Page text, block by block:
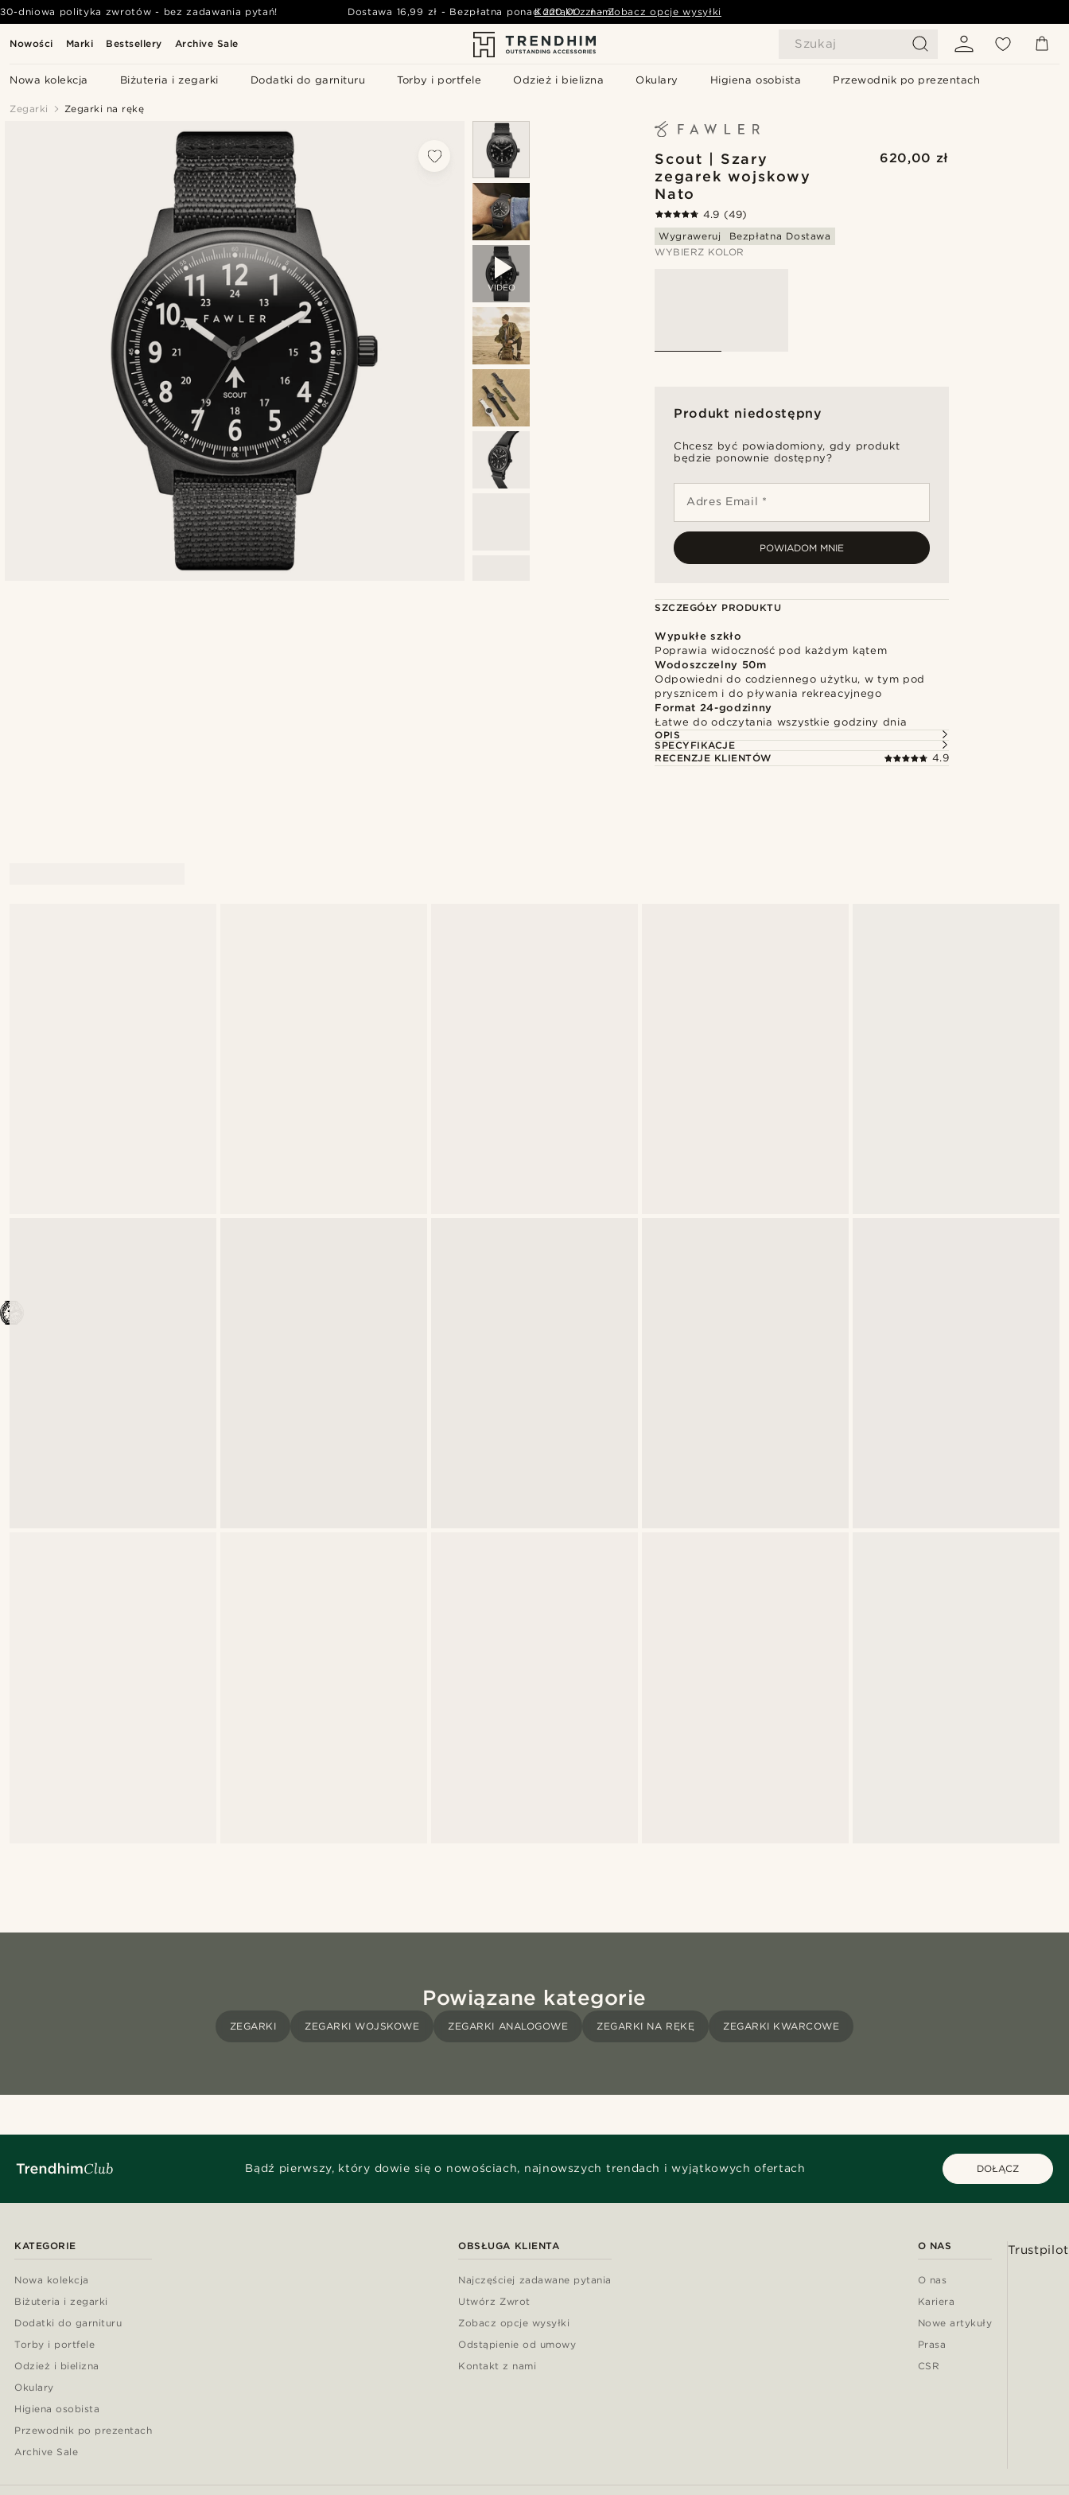
Nowości Marki Bestsellery Archive Sale Szukaj
Nowa kolekcja Biżuteria i zegarki Dodatki do garnituru Torby i portfele Odzież i bielizna Okulary Higiena osobista Przewodnik po prezentach
30-dniowa polityka zwrotów - bez zadawania pytań! Dostawa 16,99 zł - Bezpłatna ponad 220,00 zł - Zobacz opcje wysyłki
Kontakt z nami
Zegarki Zegarki na rękę
VIDEO
Scout | Szary
zegarek wojskowy
Nato
620,00 zł
4.9 (49)
Wygraweruj
Bezpłatna Dostawa
WYBIERZ KOLOR
Produkt niedostępny
Chcesz być powiadomiony, gdy produkt
będzie ponownie dostępny?
Adres Email *
POWIADOM MNIE
SZCZEGÓŁY PRODUKTU
Wypukłe szkło
Poprawia widoczność pod każdym kątem
Wodoszczelny 50m
Odpowiedni do codziennego użytku, w tym pod
prysznicem i do pływania rekreacyjnego
Format 24-godzinny
Łatwe do odczytania wszystkie godziny dnia
OPIS
SPECYFIKACJE
RECENZJE KLIENTÓW
4.9
Powiązane kategorie
ZEGARKI ZEGARKI WOJSKOWE ZEGARKI ANALOGOWE ZEGARKI NA RĘKĘ ZEGARKI KWARCOWE
Bądź pierwszy, który dowie się o nowościach, najnowszych trendach i wyjątkowych ofertach DOŁĄCZ
KATEGORIE
Nowa kolekcja
Biżuteria i zegarki
Dodatki do garnituru
Torby i portfele
Odzież i bielizna
Okulary
Higiena osobista
Przewodnik po prezentach
Archive Sale
OBSŁUGA KLIENTA
Najczęściej zadawane pytania
Utwórz Zwrot
Zobacz opcje wysyłki
Odstąpienie od umowy
Kontakt z nami
O NAS
O nas
Kariera
Nowe artykuły
Prasa
CSR
Trustpilot